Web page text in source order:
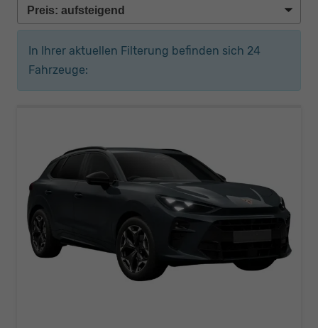
In Ihrer aktuellen Filterung befinden sich 24
Fahrzeuge: